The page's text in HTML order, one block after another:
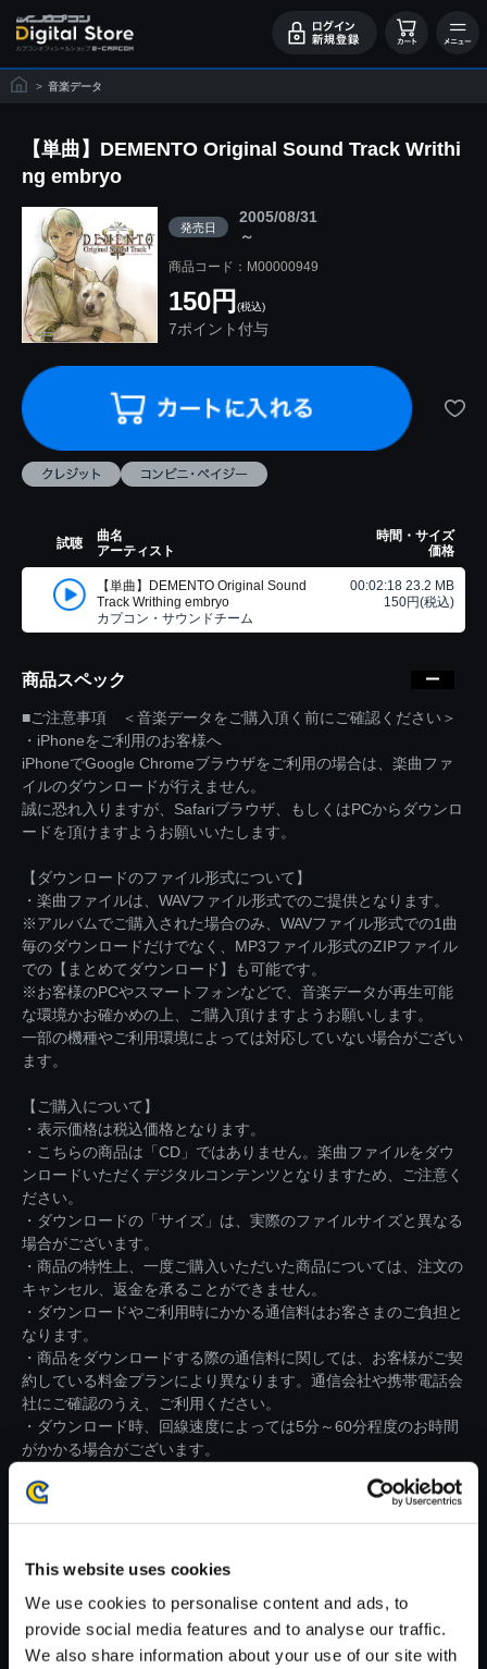
This website uses cookies
We use cookies to personalise content and ads, to
provide social media features and to analyse our traffic.
We also share information about your use of our site with
> 音楽データ
【単曲】DEMENTO Original Sound Track Writhi
ng embryo
発売日
2005/08/31
～
商品コード：M00000949
150円 (税込)
7ポイント付与
試聴
曲名
アーティスト
時間・サイズ
価格
【単曲】DEMENTO Original Sound
Track Writhing embryo
カプコン・サウンドチーム
00:02:18 23.2 MB
150円(税込)
商品スペック
■ご注意事項 ＜音楽データをご購入頂く前にご確認ください＞
・iPhoneをご利用のお客様へ
iPhoneでGoogle Chromeブラウザをご利用の場合は、楽曲ファ
イルのダウンロードが行えません。
誠に恐れ入りますが、Safariブラウザ、もしくはPCからダウンロ
ードを頂けますようお願いいたします。
【ダウンロードのファイル形式について】
・楽曲ファイルは、WAVファイル形式でのご提供となります。
※アルバムでご購入された場合のみ、WAVファイル形式での1曲
毎のダウンロードだけでなく、MP3ファイル形式のZIPファイル
での【まとめてダウンロード】も可能です。
※お客様のPCやスマートフォンなどで、音楽データが再生可能
な環境かお確かめの上、ご購入頂けますようお願いします。
一部の機種やご利用環境によっては対応していない場合がござい
ます。
【ご購入について】
・表示価格は税込価格となります。
・こちらの商品は「CD」ではありません。楽曲ファイルをダウ
ンロードいただくデジタルコンテンツとなりますため、ご注意く
ださい。
・ダウンロードの「サイズ」は、実際のファイルサイズと異なる
場合がございます。
・商品の特性上、一度ご購入いただいた商品については、注文の
キャンセル、返金を承ることができません。
・ダウンロードやご利用時にかかる通信料はお客さまのご負担と
なります。
・商品をダウンロードする際の通信料に関しては、お客様がご契
約している料金プランにより異なります。通信会社や携帯電話会
社にご確認のうえ、ご利用ください。
・ダウンロード時、回線速度によっては5分～60分程度のお時間
がかかる場合がございます。
が安定しているWifi環境でお試しください。
【単曲】DEMENTO Original So